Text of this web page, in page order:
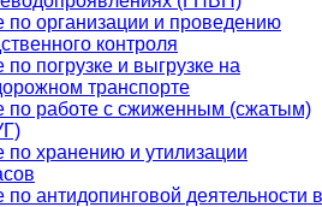
по организации и проведению
контроля
погрузке и выгрузке на
транспорте
по работе с сжиженным (сжатым)
по хранению и утилизации
по антидопинговой деятельности в